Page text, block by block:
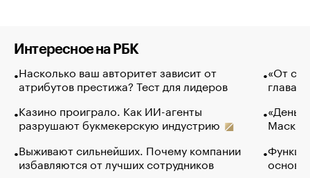
Интересное на РБК
Насколько ваш авторитет зависит от
атрибутов престижа? Тест для лидеров
Казино проиграло. Как ИИ-агенты
разрушают букмекерскую индустрию
Выживают сильнейших. Почему компании
избавляются от лучших сотрудников
«От
глава
Маск в
основ